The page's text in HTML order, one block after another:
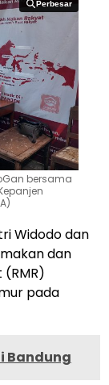
Perbesar
Perbesar
bersama
Widodo dan
dan
pada
Bandung